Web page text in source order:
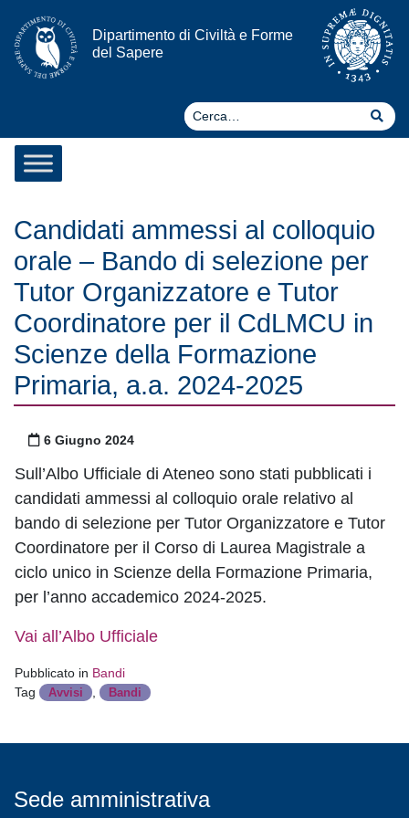
Vai al contenuto
Dipartimento di Civiltà e Forme
del Sapere
Candidati ammessi al colloquio
orale – Bando di selezione per
Tutor Organizzatore e Tutor
Coordinatore per il CdLMCU in
Scienze della Formazione
Primaria, a.a. 2024-2025
Pubblicato il
6 Giugno 2024
Sull’Albo Ufficiale di Ateneo sono stati pubblicati i
candidati ammessi al colloquio orale relativo al
bando di selezione per Tutor Organizzatore e Tutor
Coordinatore per il Corso di Laurea Magistrale a
ciclo unico in Scienze della Formazione Primaria,
per l’anno accademico 2024-2025.
Vai all’Albo Ufficiale
Pubblicato in Bandi
Tag
Avvisi Bandi
Sede amministrativa